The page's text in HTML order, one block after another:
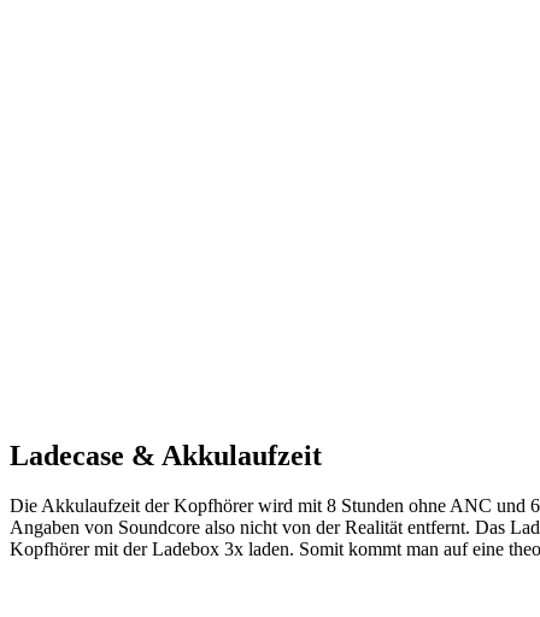
Ladecase & Akkulaufzeit
Die Akkulaufzeit der Kopfhörer wird mit 8 Stunden ohne ANC und
Angaben von Soundcore also nicht von der Realität entfernt. Das
Kopfhörer mit der Ladebox 3x laden. Somit kommt man auf eine